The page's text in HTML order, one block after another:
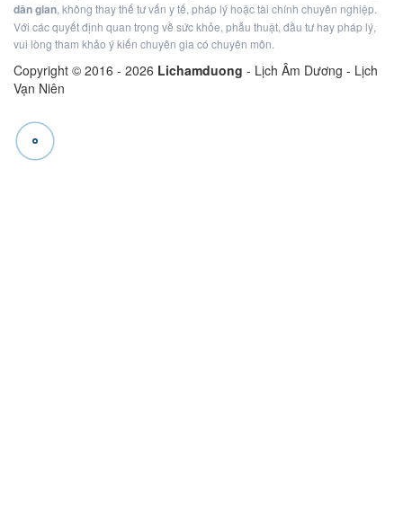
dân gian, không thay thế tư vấn y tế, pháp lý hoặc tài chính chuyên nghiệp.
Với các quyết định quan trọng về sức khỏe, phẫu thuật, đầu tư hay pháp lý,
vui lòng tham khảo ý kiến chuyên gia có chuyên môn.
Copyright © 2016 - 2026 Lichamduong - Lịch Âm Dương - Lịch
Vạn Niên